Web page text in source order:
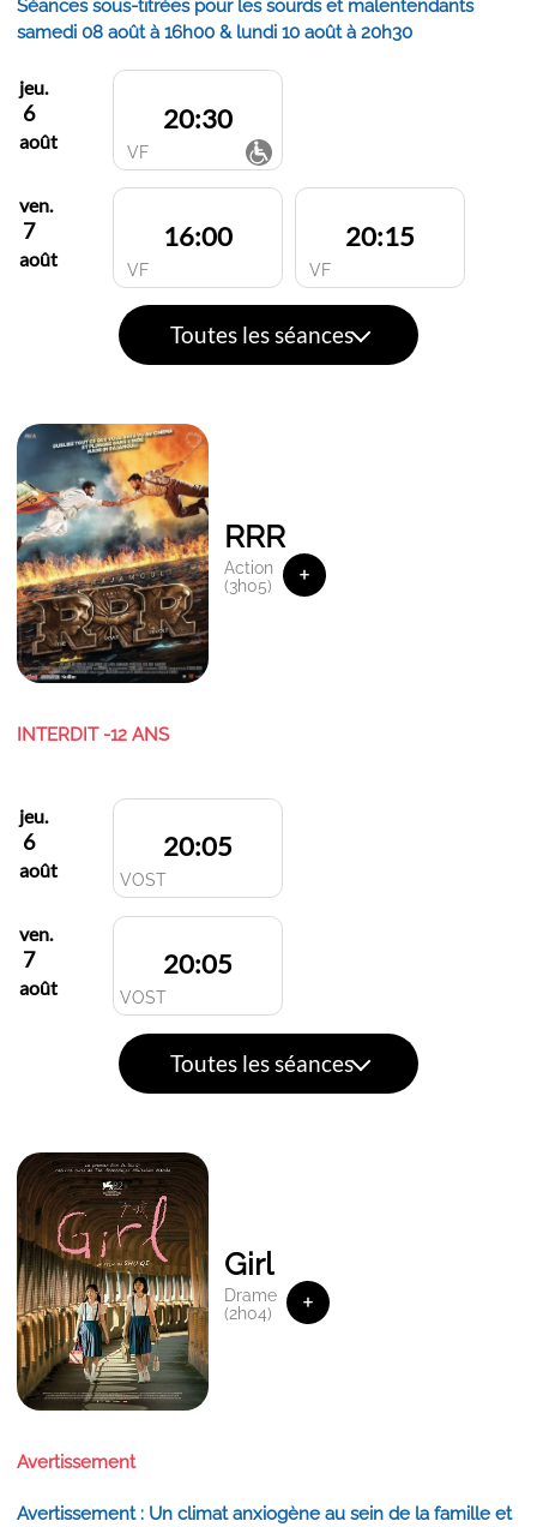
Séances sous-titrées pour les sourds et malentendants
samedi 08 août à 16h00 & lundi 10 août à 20h30
jeu.
6
août
20:30
VF
ven.
7
août
16:00
VF
20:15
VF
Toutes les séances
RRR
Action
(3h05)
+
INTERDIT -12 ANS
jeu.
6
août
20:05
VOST
ven.
7
août
20:05
VOST
Toutes les séances
Girl
Drame
(2h04)
+
Avertissement
Avertissement : Un climat anxiogène au sein de la famille et